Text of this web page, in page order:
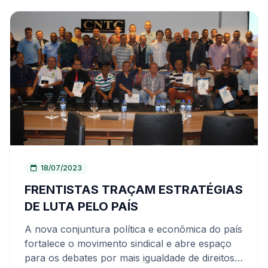
Inácio Lula da Silva, tem sinalizado para a
possibilidade de enviar projetos de lei que
revejam alguns pontos da proposta, entre eles
a homologação trabalhista.
importância do sindicato na luta pela segurança
do trabalhador, onde se torna explícito que há
necessidade de leis rígidas sobre abastecimento
e fiscalização.
18/07/2023
FRENTISTAS TRAÇAM ESTRATÉGIAS
DE LUTA PELO PAÍS
A nova conjuntura política e econômica do país
fortalece o movimento sindical e abre espaço
para os debates por mais igualdade de direitos e